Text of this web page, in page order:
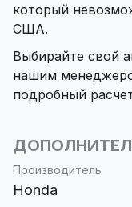
который
США.
Выбирайте свой
нашим
подробный
Производитель
Honda